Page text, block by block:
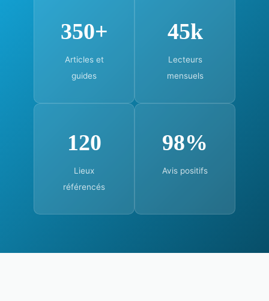
350+
Articles et
guides
45k
Lecteurs
mensuels
120
Lieux
référencés
98%
Avis positifs